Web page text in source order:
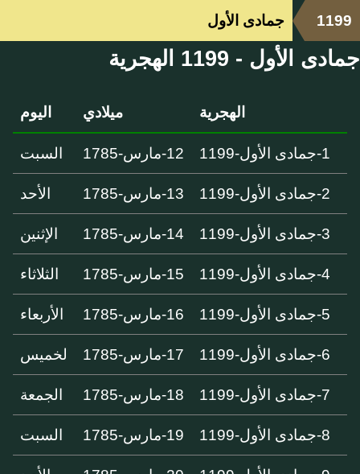
1199 جمادى الأول
جمادى الأول - 1199 الهجرية
الهجرية ميلادي اليوم
1-جمادى الأول-1199 12-مارس-1785 السبت
2-جمادى الأول-1199 13-مارس-1785 الأحد
3-جمادى الأول-1199 14-مارس-1785 الإثنين
4-جمادى الأول-1199 15-مارس-1785 الثلاثاء
5-جمادى الأول-1199 16-مارس-1785 الأربعاء
6-جمادى الأول-1199 17-مارس-1785 لخميس
7-جمادى الأول-1199 18-مارس-1785 الجمعة
8-جمادى الأول-1199 19-مارس-1785 السبت